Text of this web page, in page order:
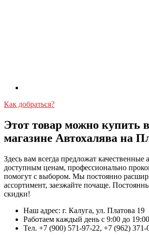
Как добраться?
Этот товар можно купить
магазине Автохалява на
Здесь вам всегда предложат качественные
доступным ценам, профессионально
помогут с выбором. Мы постоянно
ассортимент, заезжайте почаще.
скидки!
Наш адрес: г. Калуга, ул. Платова 19
Работаем каждый день с 9:00 до
Тел. +7 (900) 571-97-22, +7 (962) 371-